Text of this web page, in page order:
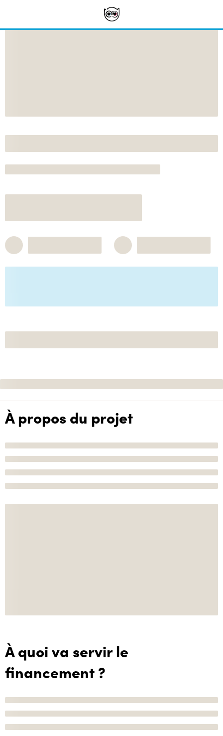
À propos du projet
À quoi va servir le
financement ?